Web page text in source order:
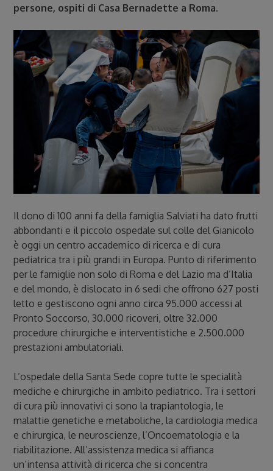
persone, ospiti di Casa Bernadette a Roma.
Il dono di 100 anni fa della famiglia Salviati ha dato frutti
abbondanti e il piccolo ospedale sul colle del Gianicolo
è oggi un centro accademico di ricerca e di cura
pediatrica tra i più grandi in Europa. Punto di riferimento
per le famiglie non solo di Roma e del Lazio ma d’Italia
e del mondo, è dislocato in 6 sedi che offrono 627 posti
letto e gestiscono ogni anno circa 95.000 accessi al
Pronto Soccorso, 30.000 ricoveri, oltre 32.000
procedure chirurgiche e interventistiche e 2.500.000
prestazioni ambulatoriali.
L’ospedale della Santa Sede copre tutte le specialità
mediche e chirurgiche in ambito pediatrico. Tra i settori
di cura più innovativi ci sono la trapiantologia, le
malattie genetiche e metaboliche, la cardiologia medica
e chirurgica, le neuroscienze, l’Oncoematologia e la
riabilitazione. All’assistenza medica si affianca
un’intensa attività di ricerca che si concentra